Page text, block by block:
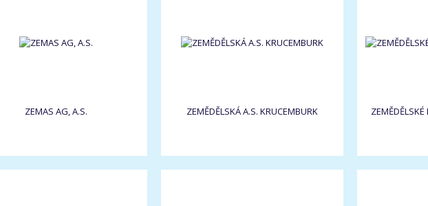
ZEMAS AG, A.S. ZEMĚDĚLSKÁ A.S. KRUCEMBURK